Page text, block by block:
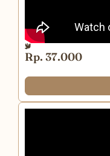
Rp. 37.000